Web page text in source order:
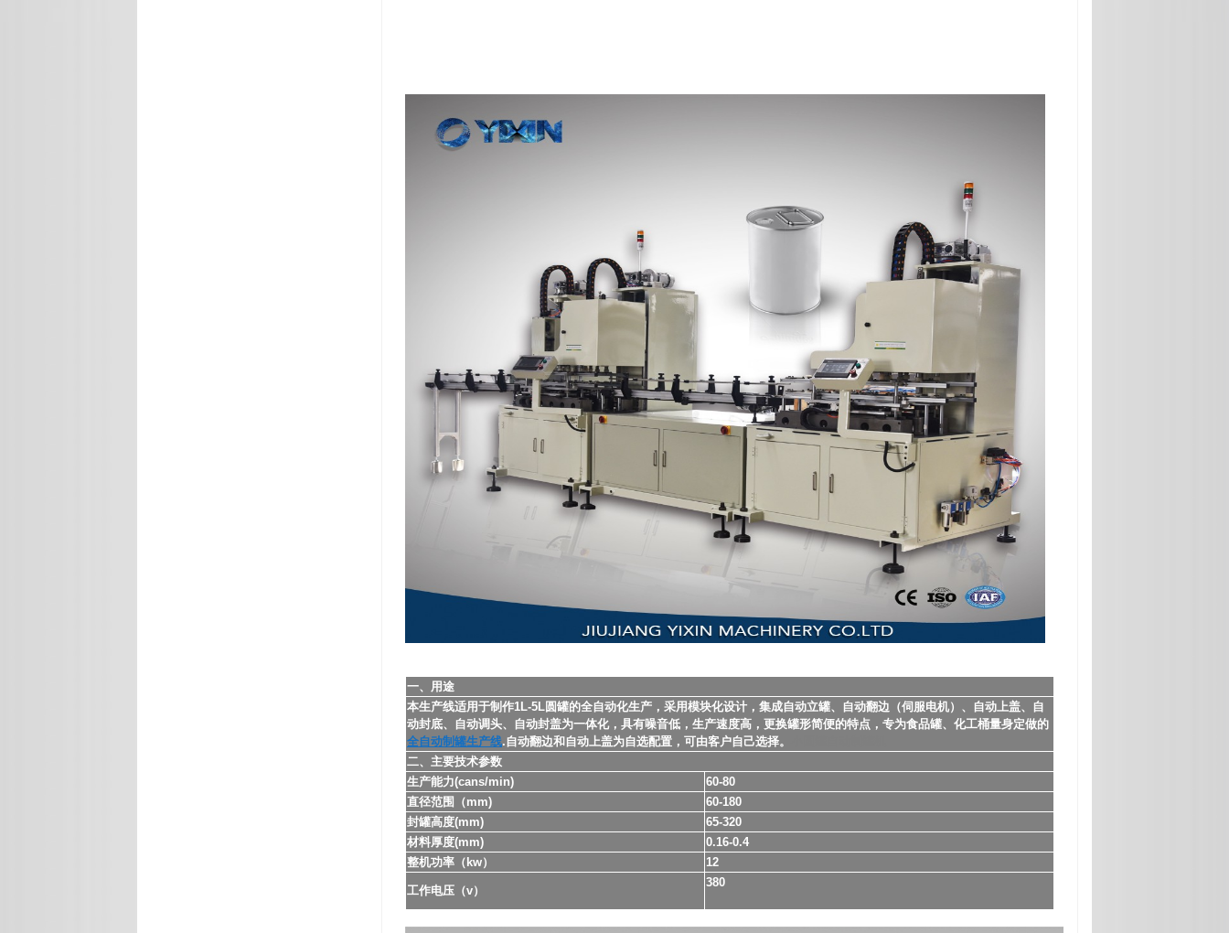
一、用途
本生产线适用于制作1L-5L圆罐的全自动化生产，采用模块化设计，集成自动立罐、自动翻边（伺服电机）、自动上盖、自
动封底、自动调头、自动封盖为一体化，具有噪音低，生产速度高，更换罐形简便的特点，专为食品罐、化工桶量身定做的
全自动制罐生产线.自动翻边和自动上盖为自选配置，可由客户自己选择。
二、主要技术参数
生产能力(cans/min)
60-80
直径范围（mm)
60-180
封罐高度(mm)
65-320
材料厚度(mm)
0.16-0.4
整机功率（kw）
12
工作电压（v）
380